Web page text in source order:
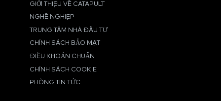
GIỚI THIỆU VỀ CATAPULT
NGHỀ NGHIỆP
TRUNG TÂM NHÀ ĐẦU TƯ
CHÍNH SÁCH BẢO MẬT
ĐIỀU KHOẢN CHUẨN
CHÍNH SÁCH COOKIE
PHÒNG TIN TỨC